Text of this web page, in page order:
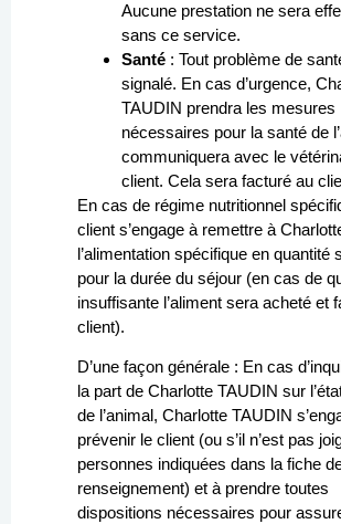
Aucune prestation ne sera
sans ce service.
Santé : Tout problème de
signalé. En cas d’urgence,
TAUDIN prendra les mesures
nécessaires pour la santé de
communiquera avec le
client. Cela sera facturé au
En cas de régime nutritionnel
client s’engage à remettre à
l’alimentation spécifique en quantité
pour la durée du séjour (en cas de
insuffisante l’aliment sera acheté et
client).
D’une façon générale : En cas
la part de Charlotte TAUDIN sur
de l’animal, Charlotte TAUDIN
prévenir le client (ou s’il n’est pas
personnes indiquées dans la fiche
renseignement) et à prendre toutes
dispositions nécessaires pour